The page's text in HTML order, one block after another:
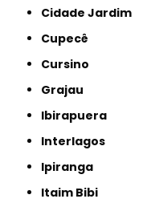
Cidade Jardim
Cupecê
Cursino
Grajau
Ibirapuera
Interlagos
Ipiranga
Itaim Bibi